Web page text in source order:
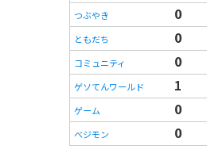
つぶやき 0
ともだち 0
コミュニティ 0
ゲソてんワールド 1
ゲーム 0
ベジモン 0